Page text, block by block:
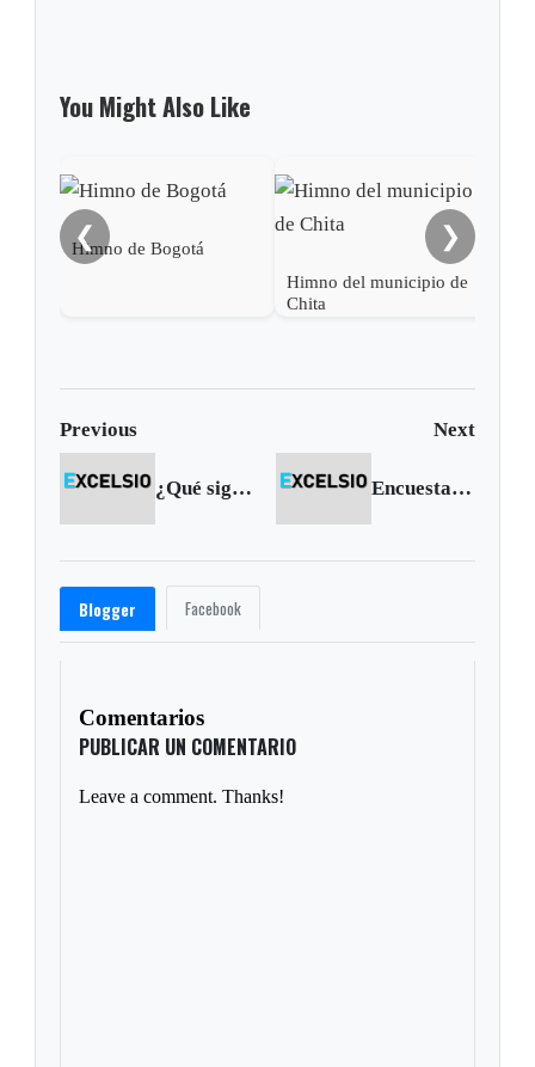
You Might Also Like
❮
Himno de Bogotá
Himno del municipio de
Chita
❯
Previous Next
¿Qué significa?: concupiscencia Encuesta | ¿Cree que en 2012 le irá mejor que en 2011?
Blogger Facebook
Comentarios
PUBLICAR UN COMENTARIO
Leave a comment. Thanks!